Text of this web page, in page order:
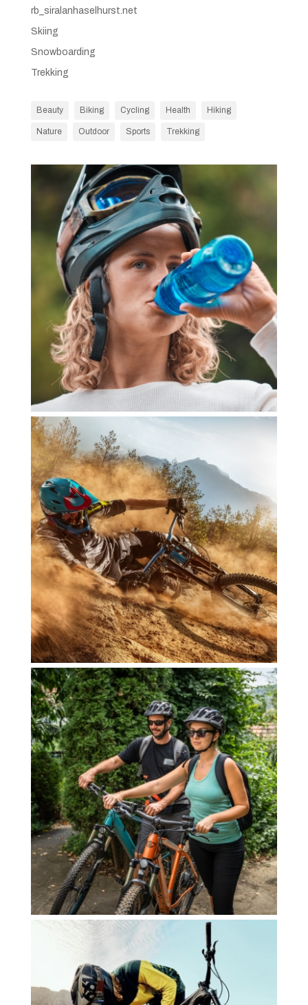
rb_siralanhaselhurst.net
Skiing
Snowboarding
Trekking
Beauty Biking Cycling Health Hiking
Nature Outdoor Sports Trekking